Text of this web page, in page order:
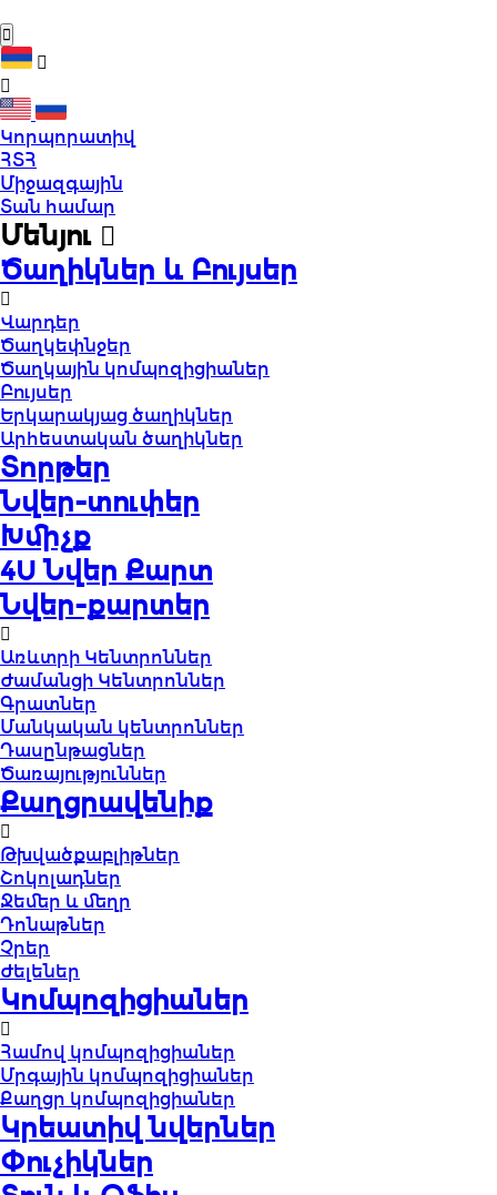
Կորպորատիվ
ՀՏՀ
Միջազգային
Տան համար
Մենյու
Ծաղիկներ և Բույսեր
Վարդեր
Ծաղկեփնջեր
Ծաղկային կոմպոզիցիաներ
Բույսեր
Երկարակյաց ծաղիկներ
Արհեստական ծաղիկներ
Տորթեր
Նվեր-տուփեր
Խմիչք
4U Նվեր Քարտ
Նվեր-քարտեր
Առևտրի Կենտրոններ
Ժամանցի Կենտրոններ
Գրատներ
Մանկական կենտրոններ
Դասընթացներ
Ծառայություններ
Քաղցրավենիք
Թխվածքաբլիթներ
Շոկոլադներ
Ջեմեր և մեղր
Դոնաթներ
Չրեր
Ժելեներ
Կոմպոզիցիաներ
Համով կոմպոզիցիաներ
Մրգային կոմպոզիցիաներ
Քաղցր կոմպոզիցիաներ
Կրեատիվ նվերներ
Փուչիկներ